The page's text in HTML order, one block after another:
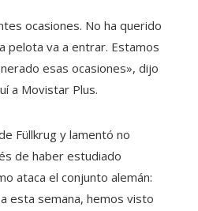
ocasiones. No ha querido
pelota va a entrar. Estamos
esas ocasiones», dijo
a Movistar Plus.
Füllkrug y lamentó no
de haber estudiado
ataca el conjunto alemán:
esta semana, hemos visto